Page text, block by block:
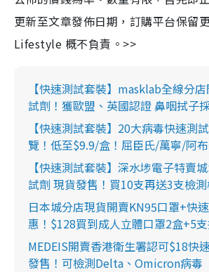
更新至文章發佈日期，訂購平台保留
Lifestyle 概不負責。>>
【快速測試套裝】masklab全線分
試劑！獲歐盟、英國認證 鼻咽拭子
【快速測試套裝】20大病毒快速測
覽！低至$9.9/盒！屈臣氏/萬寧/阿
【快速測試套裝】深水埗電子特賣
試劑 現貨發售！買10支再送3支檢
日本城分店現貨開賣KN95口罩+快
惠！$128買到成人立體口罩2盒+5
MEDEIS開賣香港衛生署認可$18快
發售！可檢測Delta、Omicron病毒